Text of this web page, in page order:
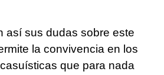
así sus dudas sobre este
la convivencia en los
que para nada